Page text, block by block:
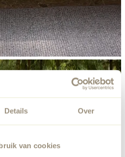
Details Over
van cookies